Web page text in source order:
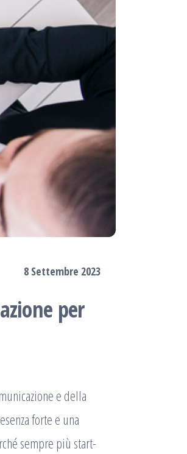
8 Settembre 2023
per
e della
forte e una
sempre più start-